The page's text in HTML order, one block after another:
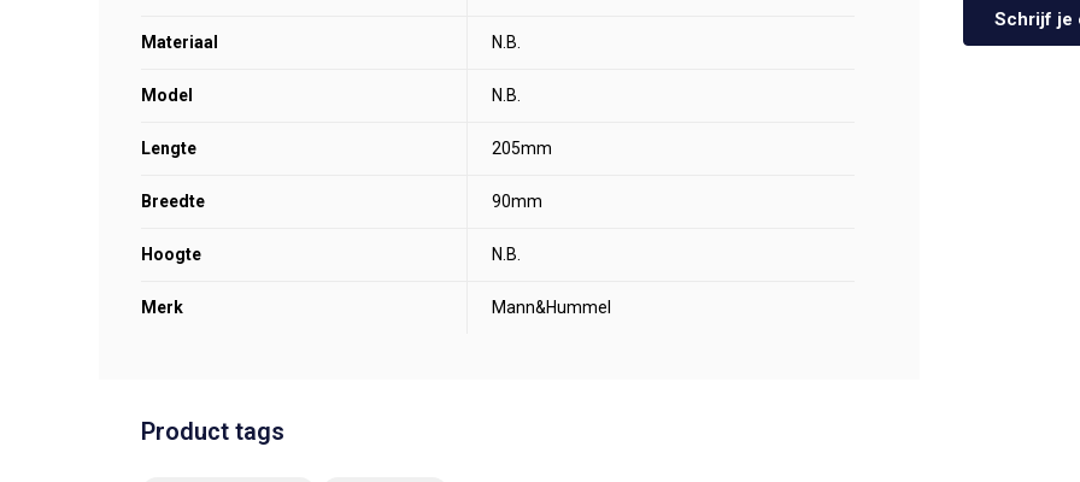
Materiaal N.B.
Model N.B.
Lengte 205mm
Breedte 90mm
Hoogte N.B.
Merk Mann&Hummel
Product tags
Schrijf je